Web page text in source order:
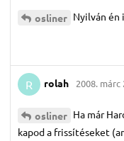
osliner Nyilván én
R rolah 2008. márc
osliner Ha már
kapod a frissítéseket